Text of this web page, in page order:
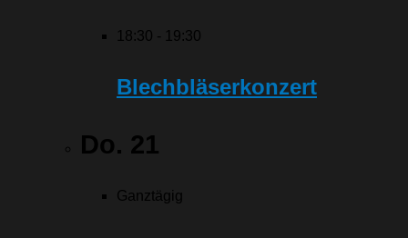
18:30 - 19:30
Blechbläserkonzert
Do. 21
Ganztägig